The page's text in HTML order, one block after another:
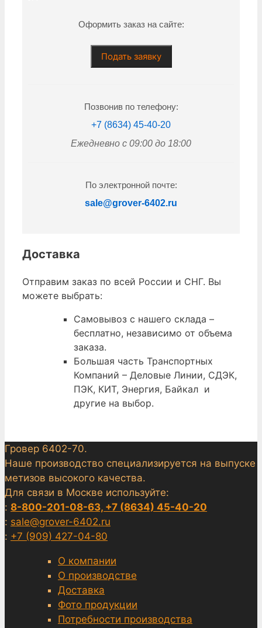
Оформить заказ на сайте:
Подать заявку
Позвонив по телефону:
+7 (8634) 45-40-20
Ежедневно с 09:00 до 18:00
По электронной почте:
sale@grover-6402.ru
Доставка
Отправим заказ по всей России и СНГ. Вы
можете выбрать:
Самовывоз с нашего склада –
бесплатно, независимо от объема
заказа.
Большая часть Транспортных
Компаний – Деловые Линии, СДЭК,
ПЭК, КИТ, Энергия, Байкал и
другие на выбор.
Гровер 6402-70.
Наше производство специализируется на выпуске
метизов высокого качества.
Для связи в Москве используйте:
: 8-800-201-08-63, +7 (8634) 45-40-20
: sale@grover-6402.ru
: +7 (909) 427-04-80
О компании
О производстве
Доставка
Фото продукции
Потребности производства